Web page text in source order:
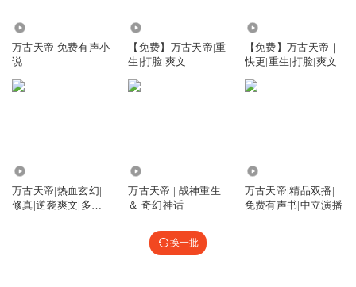
万古天帝 免费有声小
说
【免费】万古天帝|重
生|打脸|爽文
【免费】万古天帝｜
快更|重生|打脸|爽文
万古天帝|热血玄幻|
修真|逆袭爽文|多人
万古天帝 | 战神重生
＆ 奇幻神话
万古天帝|精品双播|
免费有声书|中立演播
换一批